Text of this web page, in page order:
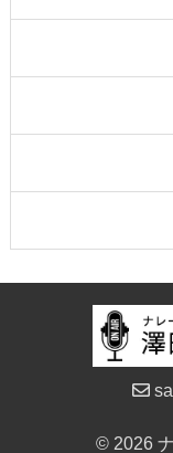
© 2026